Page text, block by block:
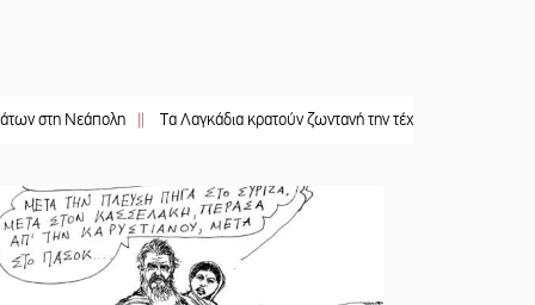
Νεάπολη || Τα Λαγκάδια κρατούν ζωντανή την τέχνη της πέτρας